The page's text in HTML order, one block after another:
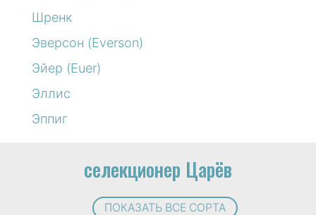
Шренк
Эверсон (Everson)
Эйер (Euer)
Эллис
Эппиг
селекционер Царёв
ПОКАЗАТЬ ВСЕ СОРТА